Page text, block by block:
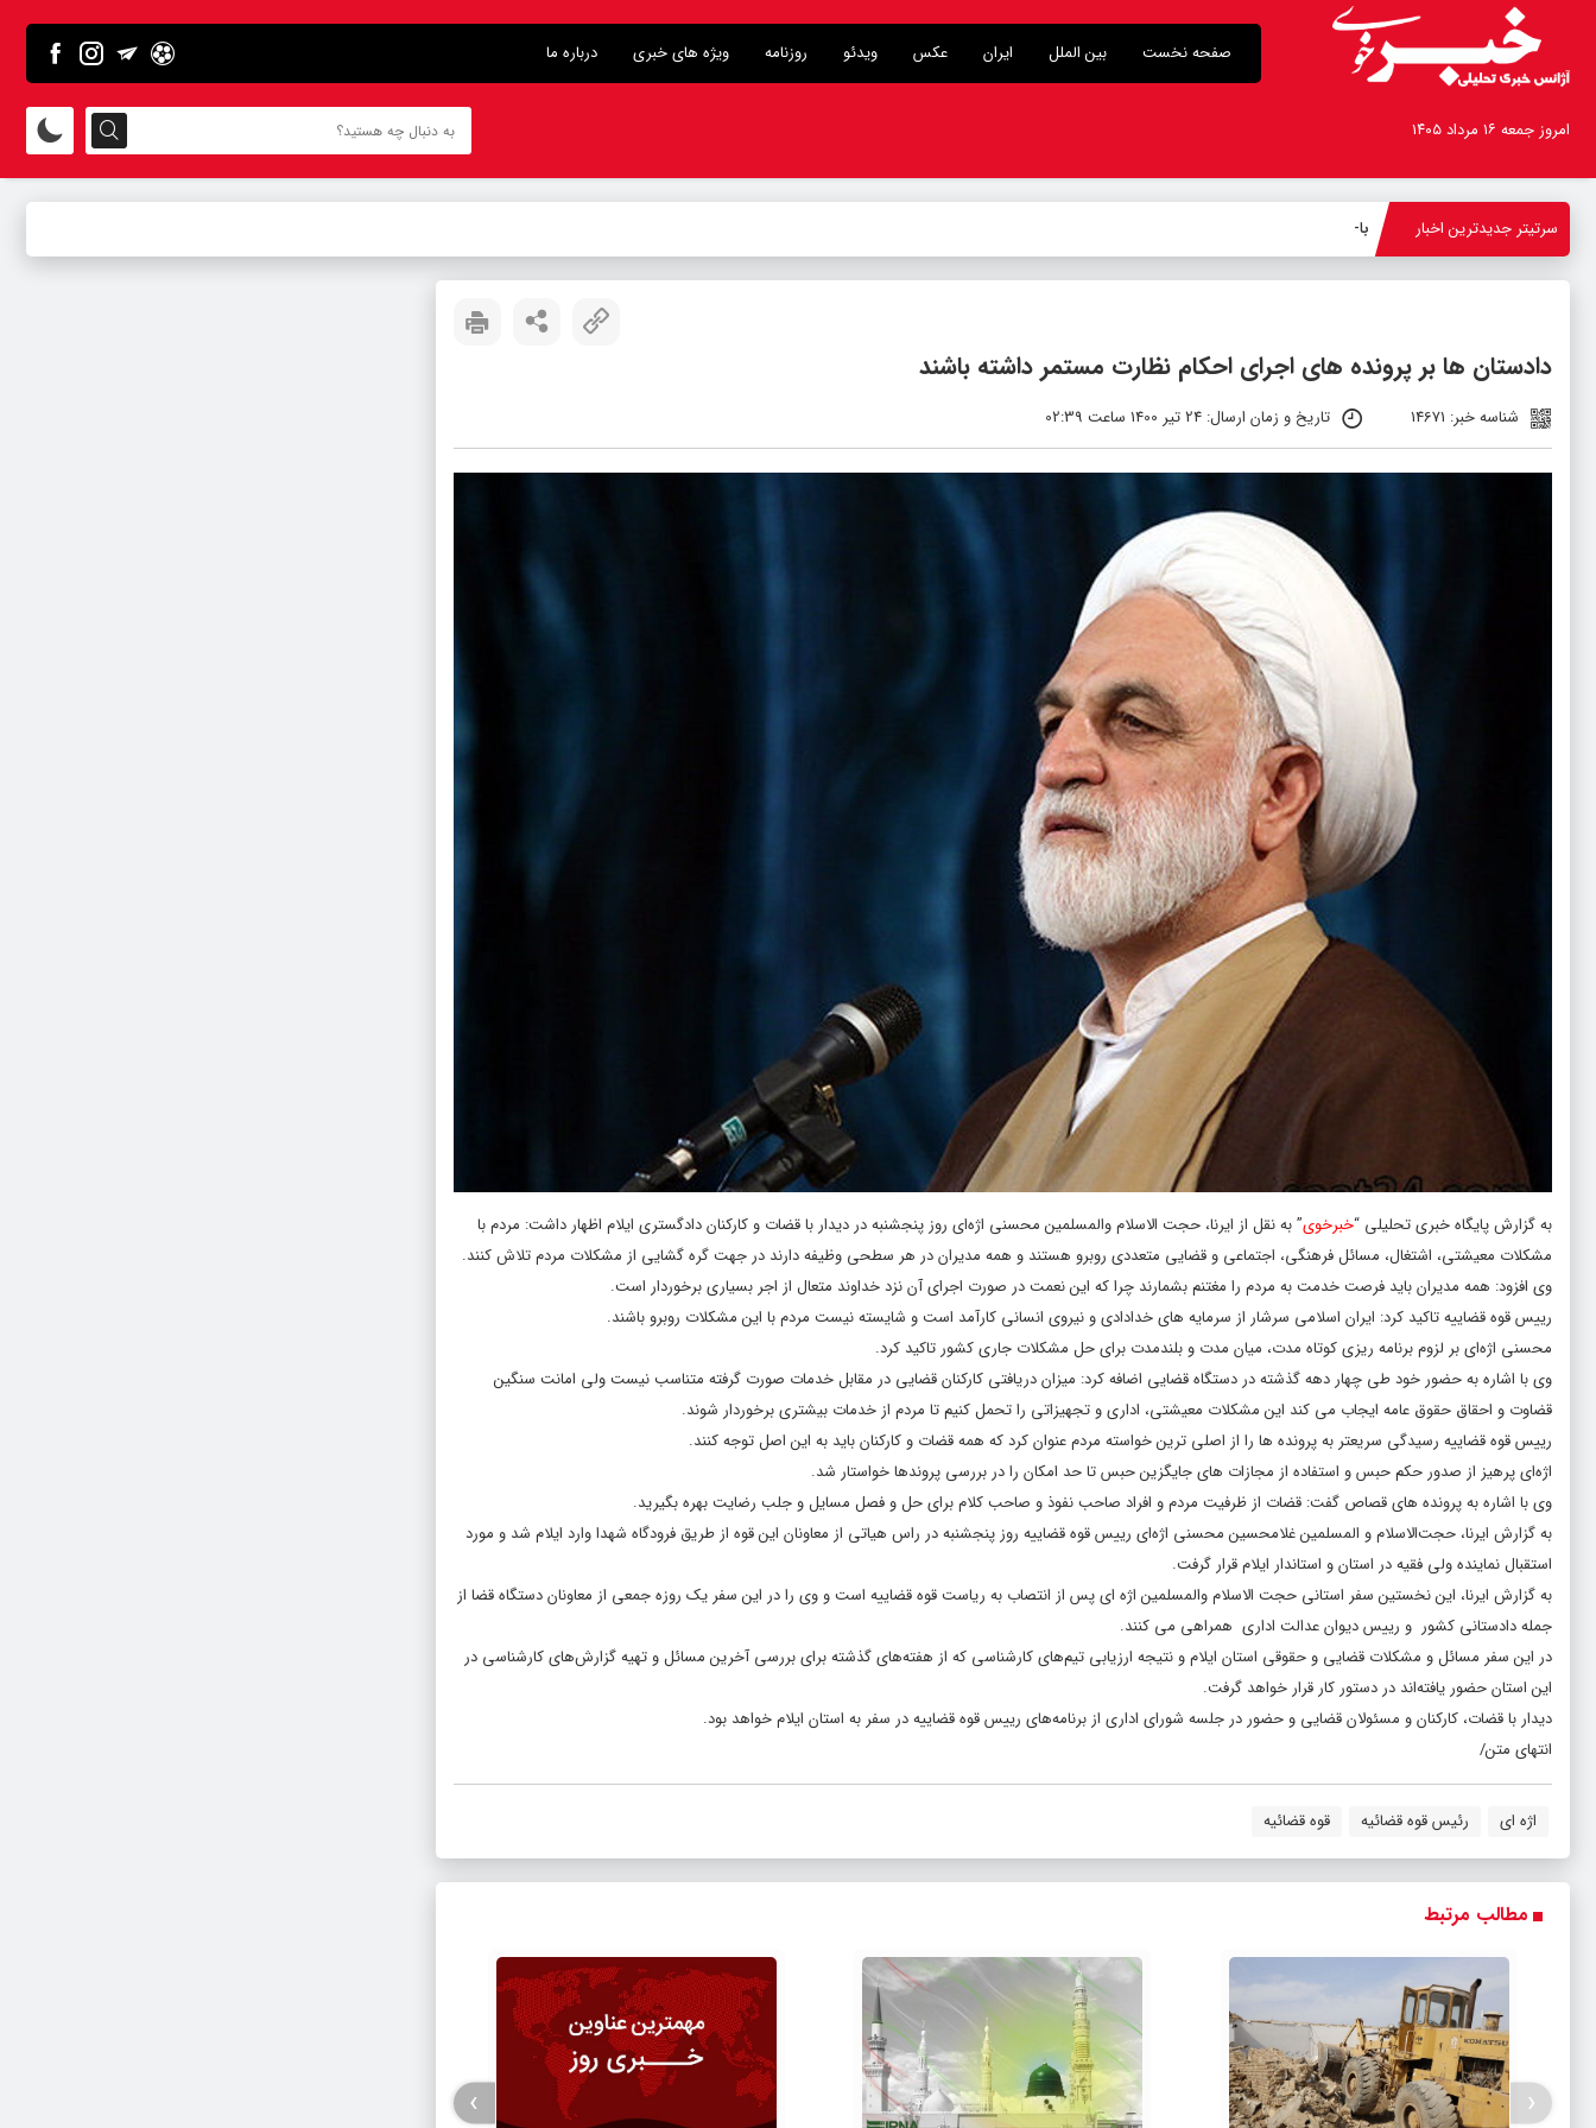
صفحه نخست بین الملل ایران عکس ویدئو روزنامه ویژه های خبری درباره ما
امروز جمعه ۱۶ مرداد ۱۴۰۵
سرتیتر جدیدترین اخبار بازدید استاندار
دادستان ها بر پرونده های اجرای احکام نظارت مستمر داشته باشند
شناسه خبر: 14671 تاریخ و زمان ارسال: 24 تیر 1400 ساعت 02:39
به گزارش پایگاه خبری تحلیلی “خبرخوی” به نقل از ایرنا، حجت الاسلام والمسلمین محسنی اژه‌ای روز پنجشنبه در دیدار با قضات و کارکنان دادگستری ایلام اظهار داشت: مردم با
مشکلات معیشتی، اشتغال، مسائل فرهنگی، اجتماعی و قضایی متعددی روبرو هستند و همه مدیران در هر سطحی وظیفه دارند در جهت گره گشایی از مشکلات مردم تلاش کنند.
وی افزود: همه مدیران باید فرصت خدمت به مردم را مغتنم بشمارند چرا که این نعمت در صورت اجرای آن نزد خداوند متعال از اجر بسیاری برخوردار است.
رییس قوه قضاییه تاکید کرد: ایران اسلامی سرشار از سرمایه های خدادادی و نیروی انسانی کارآمد است و شایسته نیست مردم با این مشکلات روبرو باشند.
محسنی اژه‌ای بر لزوم برنامه ریزی کوتاه مدت، میان مدت و بلندمدت برای حل مشکلات جاری کشور تاکید کرد.
وی با اشاره به حضور خود طی چهار دهه گذشته در دستگاه قضایی اضافه کرد: میزان دریافتی کارکنان قضایی در مقابل خدمات صورت گرفته متناسب نیست ولی امانت سنگین
قضاوت و احقاق حقوق عامه ایجاب می کند این مشکلات معیشتی، اداری و تجهیزاتی را تحمل کنیم تا مردم از خدمات بیشتری برخوردار شوند.
رییس قوه قضاییه رسیدگی سریعتر به پرونده ها را از اصلی ترین خواسته مردم عنوان کرد که همه قضات و کارکنان باید به این اصل توجه کنند.
اژه‌ای پرهیز از صدور حکم حبس و استفاده از مجازات های جایگزین حبس تا حد امکان را در بررسی پروندها خواستار شد.
وی با اشاره به پرونده های قصاص گفت: قضات از ظرفیت مردم و افراد صاحب نفوذ و صاحب کلام برای حل و فصل مسایل و جلب رضایت بهره بگیرید.
به گزارش ایرنا، حجت‌الاسلام و المسلمین غلامحسین محسنی اژه‌ای رییس قوه قضاییه روز پنجشنبه در راس هیاتی از معاونان این قوه از طریق فرودگاه شهدا وارد ایلام شد و مورد
استقبال نماینده ولی فقیه در استان و استاندار ایلام قرار گرفت.
به گزارش ایرنا، این نخستین سفر استانی حجت الاسلام والمسلمین اژه ای پس از انتصاب به ریاست قوه قضاییه است و وی را در این سفر یک روزه جمعی از معاونان دستگاه قضا از
جمله دادستانی کشور و رییس دیوان عدالت اداری همراهی می کنند.
در این سفر مسائل و مشکلات قضایی و حقوقی استان ایلام و نتیجه ارزیابی تیم‌های کارشناسی که از هفته‌های گذشته برای بررسی آخرین مسائل و تهیه گزارش‌های کارشناسی در
این استان حضور یافته‌اند در دستور کار قرار خواهد گرفت.
دیدار با قضات، کارکنان و مسئولان قضایی و حضور در جلسه شورای اداری از برنامه‌های رییس قوه قضاییه در سفر به استان ایلام خواهد بود.
انتهای متن/
اژه ای رئیس قوه قضائیه قوه قضائیه
مطالب مرتبط
‹
›